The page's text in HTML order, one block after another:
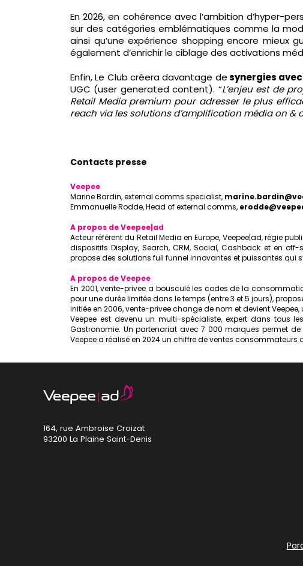
En 2026, en cohérence avec l’ambition d’hyper-
sur des catégories emblématiques comme la
ainsi qu’une expérience shopping encore
également d’enrichir le ciblage des activations
Enfin, Le Club créera davantage desynergies
UGC (user generated content). “L’enjeu est de
Retail Media premium pour adresser le plus
reach via les solutions d’amplification média on &
Contacts presse
Veepee
Marine Bardin, external comms specialist,
Emmanuelle Rodde, Head of external comms,
A propos de Veepee|ad
Acteur référent du Retail Media en Europe, Veepee|ad, régie
dispositifs Display, Search, CRM, Social, Cashback et en
propose des solutions full funnel innovantes et puissantes qui
A propos de Veepee
En 2001, vente-privee a bousculé les codes de la
pour une durée limitée dans le temps (entre 3 et 5 jours),
initiée en 2006, vente-privee change de nom et devient
Veepee est devenu un multi-spécialiste, expert dans tous
Gastronomie. Un partenariat avec 7 000 marques permet
Veepee a réalisé en 2024 un chiffre de ventes consommateurs
164, rue Ambroise Croizat
93200 La Plaine Saint-Denis